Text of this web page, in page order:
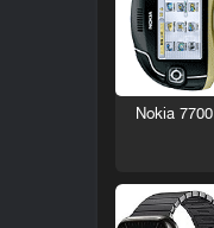
Nokia 7700